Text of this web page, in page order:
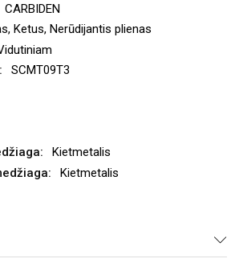
CARBIDEN
Ketus, Nerūdijantis plienas
SCMT09T3
Kietmetalis
Kietmetalis